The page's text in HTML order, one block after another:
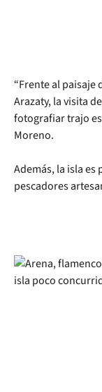
“Frente al
Arazaty, la visita
fotografiar trajo
Moreno.
Además, la isla
pescadores